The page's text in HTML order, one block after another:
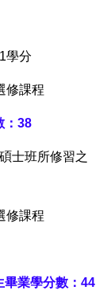
學分
修課程
：38
士班所修習之
修課程
畢業學分數：44